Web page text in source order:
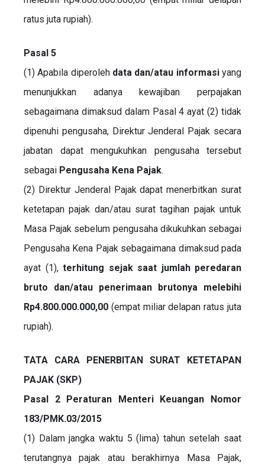
ratus juta rupiah).
Pasal 5
(1) Apabila diperoleh data dan/atau informasiyang
menunjukkan adanya kewajiban perpajakan
sebagaimana dimaksud dalam Pasal 4 ayat (2) tidak
dipenuhi pengusaha, Direktur Jenderal Pajak secara
jabatan dapat mengukuhkan pengusaha tersebut
sebagai Pengusaha Kena Pajak.
(2) Direktur Jenderal Pajak dapat menerbitkan surat
ketetapan pajak dan/atau surat tagihan pajak untuk
Masa Pajak sebelum pengusaha dikukuhkan sebagai
Pengusaha Kena Pajak sebagaimana dimaksud pada
ayat (1), terhitung sejak saat jumlah peredaran
bruto dan/atau penerimaan brutonya melebihi
Rp4.800.000.000,00 (empat miliar delapan ratus juta
rupiah).
TATA CARA PENERBITAN SURAT KETETAPAN
PAJAK (SKP)
Pasal 2 Peraturan Menteri Keuangan Nomor
183/PMK.03/2015
(1) Dalam jangka waktu 5 (lima) tahun setelah saat
terutangnya pajak atau berakhirnya Masa Pajak,